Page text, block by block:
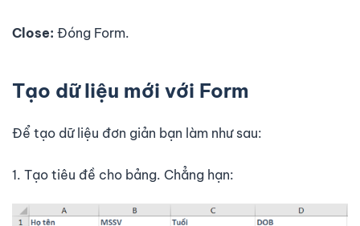
Close: Đóng Form.
Tạo dữ liệu mới với Form
Để tạo dữ liệu đơn giản bạn làm như sau:
1. Tạo tiêu đề cho bảng. Chẳng hạn: